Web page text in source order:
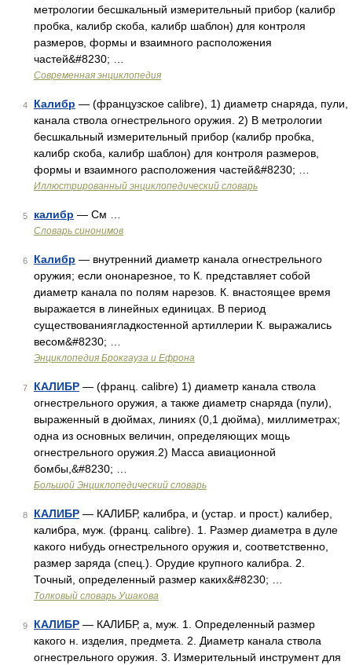
метрологии бесшкальный измерительный прибор (калибр
пробка, калибр скоба, калибр шаблон) для контроля
размеров, формы и взаимного расположения
частей&#8230; …
Современная энциклопедия
4 Калибр — (французское calibre), 1) диаметр снаряда, пули,
канала ствола огнестрельного оружия. 2) В метрологии
бесшкальный измерительный прибор (калибр пробка,
калибр скоба, калибр шаблон) для контроля размеров,
формы и взаимного расположения частей&#8230; …
Иллюстрированный энциклопедический словарь
5 калибр — См …
Словарь синонимов
6 Калибр — внутренний диаметр канала огнестрельного
оружия; если ононарезное, то К. представляет собой
диаметр канала по полям нарезов. К. внастоящее время
выражается в линейных единицах. В период
существованиягладкостенной артиллерии К. выражались
весом&#8230; …
Энциклопедия Брокгауза и Ефрона
7 КАЛИБР — (франц. calibre) 1) диаметр канала ствола
огнестрельного оружия, а также диаметр снаряда (пули),
выраженный в дюймах, линиях (0,1 дюйма), миллиметрах;
одна из основных величин, определяющих мощь
огнестрельного оружия.2) Масса авиационной
бомбы,&#8230; …
Большой Энциклопедический словарь
8 КАЛИБР — КАЛИБР, калибра, и (устар. и прост.) калибер,
калибра, муж. (франц. calibre). 1. Размер диаметра в дуле
какого нибудь огнестрельного оружия и, соответственно,
размер заряда (спец.). Орудие крупного калибра. 2.
Точный, определенный размер каких&#8230; …
Толковый словарь Ушакова
9 КАЛИБР — КАЛИБР, а, муж. 1. Определенный размер
какого н. изделия, предмета. 2. Диаметр канала ствола
огнестрельного оружия. 3. Измерительный инструмент для